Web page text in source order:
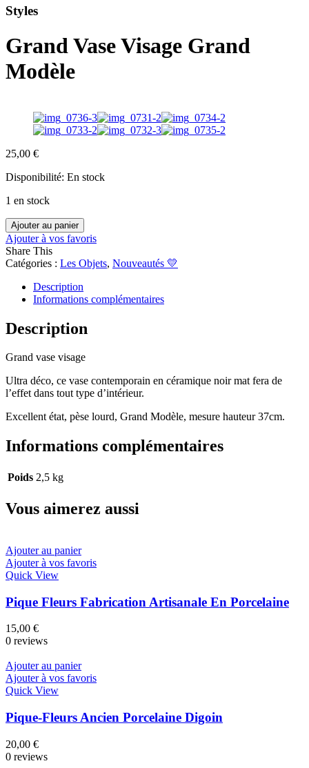
Styles
Grand Vase Visage Grand
Modèle
25,00 €
Disponibilité: En stock
1 en stock
quantité
de
Grand
Vase
Visage
Grand
Modèle
Ajouter au panier
Ajouter à vos favoris
Share This
Catégories : Les Objets, Nouveautés 💛
Description
Informations complémentaires
Description
Grand vase visage
Ultra déco, ce vase contemporain en céramique noir mat fera de
l’effet dans tout type d’intérieur.
Excellent état, pèse lourd, Grand Modèle, mesure hauteur 37cm.
Informations complémentaires
Poids 2,5 kg
Vous aimerez aussi
Ajouter au panier
Ajouter à vos favoris
Quick View
Pique Fleurs Fabrication Artisanale En Porcelaine
15,00 €
0 reviews
Ajouter au panier
Ajouter à vos favoris
Quick View
Pique-Fleurs Ancien Porcelaine Digoin
20,00 €
0 reviews